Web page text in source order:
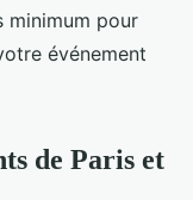
minimum pour
événement
de Paris et